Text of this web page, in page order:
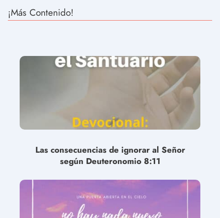
¡Más Contenido!
Las consecuencias de ignorar al Señor
según Deuteronomio 8:11